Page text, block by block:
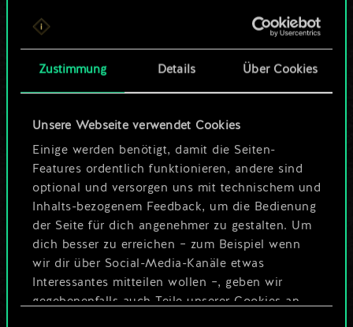
Zustimmung Details Über Cookies
Unsere Webseite verwendet Cookies
Einige werden benötigt, damit die Seiten-
Features ordentlich funktionieren, andere sind
optional und versorgen uns mit technischem und
Inhalts-bezogenem Feedback, um die Bedienung
der Seite für dich angenehmer zu gestalten. Um
dich besser zu erreichen – zum Beispiel wenn
wir dir über Social-Media-Kanäle etwas
Interessantes mitteilen wollen –, geben wir
gegebenenfalls auch Teile unserer Cookies an
Bis jetzt ist dies nur
ein geteilter Satz
Wo es doch so viel
mehr sein kann!
Deck benennen und Leitfaden
Deck bearbeiten